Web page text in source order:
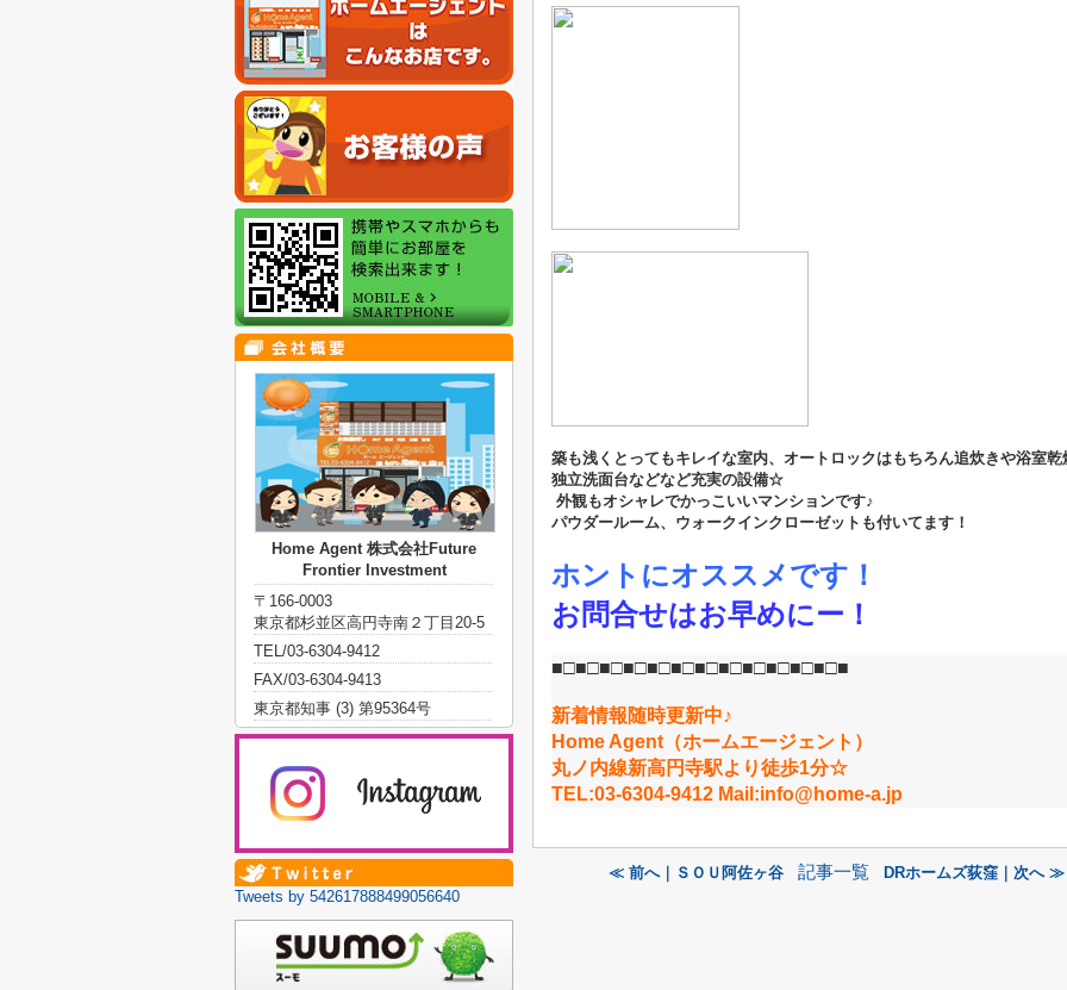
築も浅くとってもキレイな室内、オートロックはもちろん追炊きや浴室乾
独立洗面台などなど充実の設備☆
外観もオシャレでかっこいいマンションです♪
パウダールーム、ウォークインクローゼットも付いてます！
ホントにオススメです！
お問合せはお早めにー！
■□■□■□■□■□■□■□■□■□■□■□■□■
新着情報随時更新中♪
Home Agent（ホームエージェント）
丸ノ内線新高円寺駅より徒歩1分☆
TEL:03-6304-9412 Mail:info@home-a.jp
≪ 前へ｜ＳＯＵ阿佐ヶ谷 記事一覧 DRホームズ荻窪｜次へ ≫
Home Agent 株式会社Future
Frontier Investment
〒166-0003
東京都杉並区高円寺南２丁目20-5
TEL/03-6304-9412
FAX/03-6304-9413
東京都知事 (3) 第95364号
Tweets by 542617888499056640